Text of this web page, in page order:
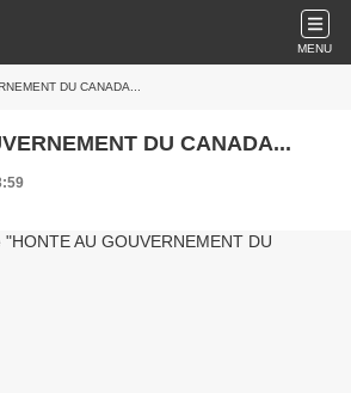
MENU
DU CANADA...
DU CANADA...